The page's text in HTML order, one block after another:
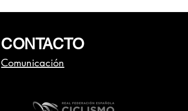
CONTACTO
Comunicación